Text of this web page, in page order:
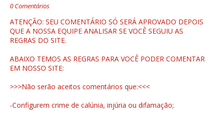
0 Comentários
ATENÇÃO: SEU COMENTÁRIO SÓ SERÁ APROVADO DEPOIS
QUE A NOSSA EQUIPE ANALISAR SE VOCÊ SEGUIU AS
REGRAS DO SITE.
ABAIXO TEMOS AS REGRAS PARA VOCÊ PODER COMENTAR
EM NOSSO SITE:
>>>Não serão aceitos comentários que:<<<
-Configurem crime de calúnia, injúria ou difamação;